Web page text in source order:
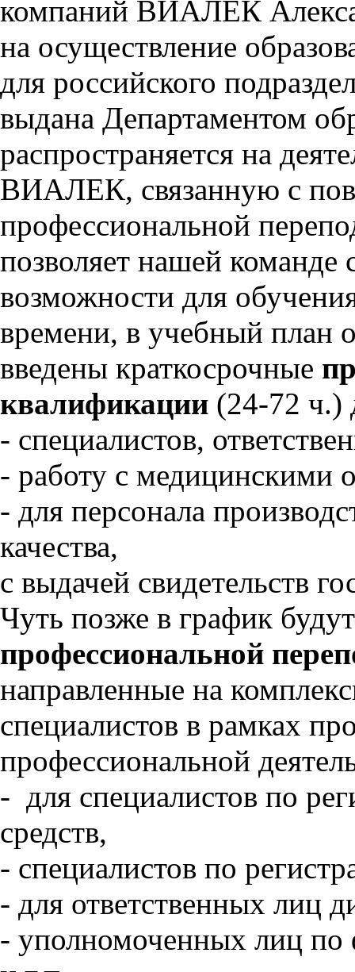
компаний ВИАЛЕК
на осуществление
для российского
выдана Департаментом
распространяется на
ВИАЛЕК, связанную с
профессиональной
позволяет нашей команде
возможности для
времени, в учебный план
введены краткосрочные
квалификации (24-72 ч.)
- специалистов,
- работу с медицинскими
- для персонала
качества,
с выдачей свидетельств
Чуть позже в график
профессиональной
направленные на
специалистов в рамках
профессиональной
- для специалистов по
средств,
- специалистов по
- для ответственных лиц
- уполномоченных лиц по